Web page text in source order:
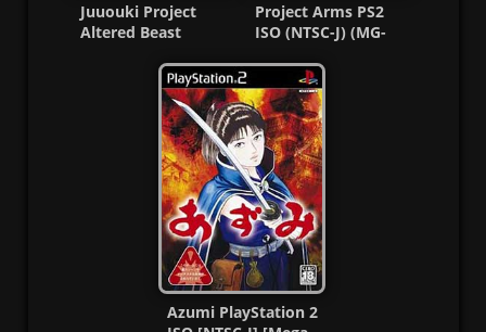
Juuouki Project
Altered Beast
Project Arms PS2
ISO (NTSC-J) (MG-
Azumi PlayStation 2